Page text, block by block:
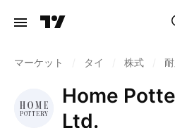
マーケット タイ 株式
Home
Ltd.